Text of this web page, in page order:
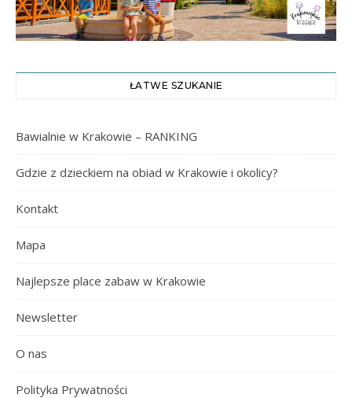
ŁATWE SZUKANIE
Bawialnie w Krakowie – RANKING
Gdzie z dzieckiem na obiad w Krakowie i okolicy?
Kontakt
Mapa
Najlepsze place zabaw w Krakowie
Newsletter
O nas
Polityka Prywatności